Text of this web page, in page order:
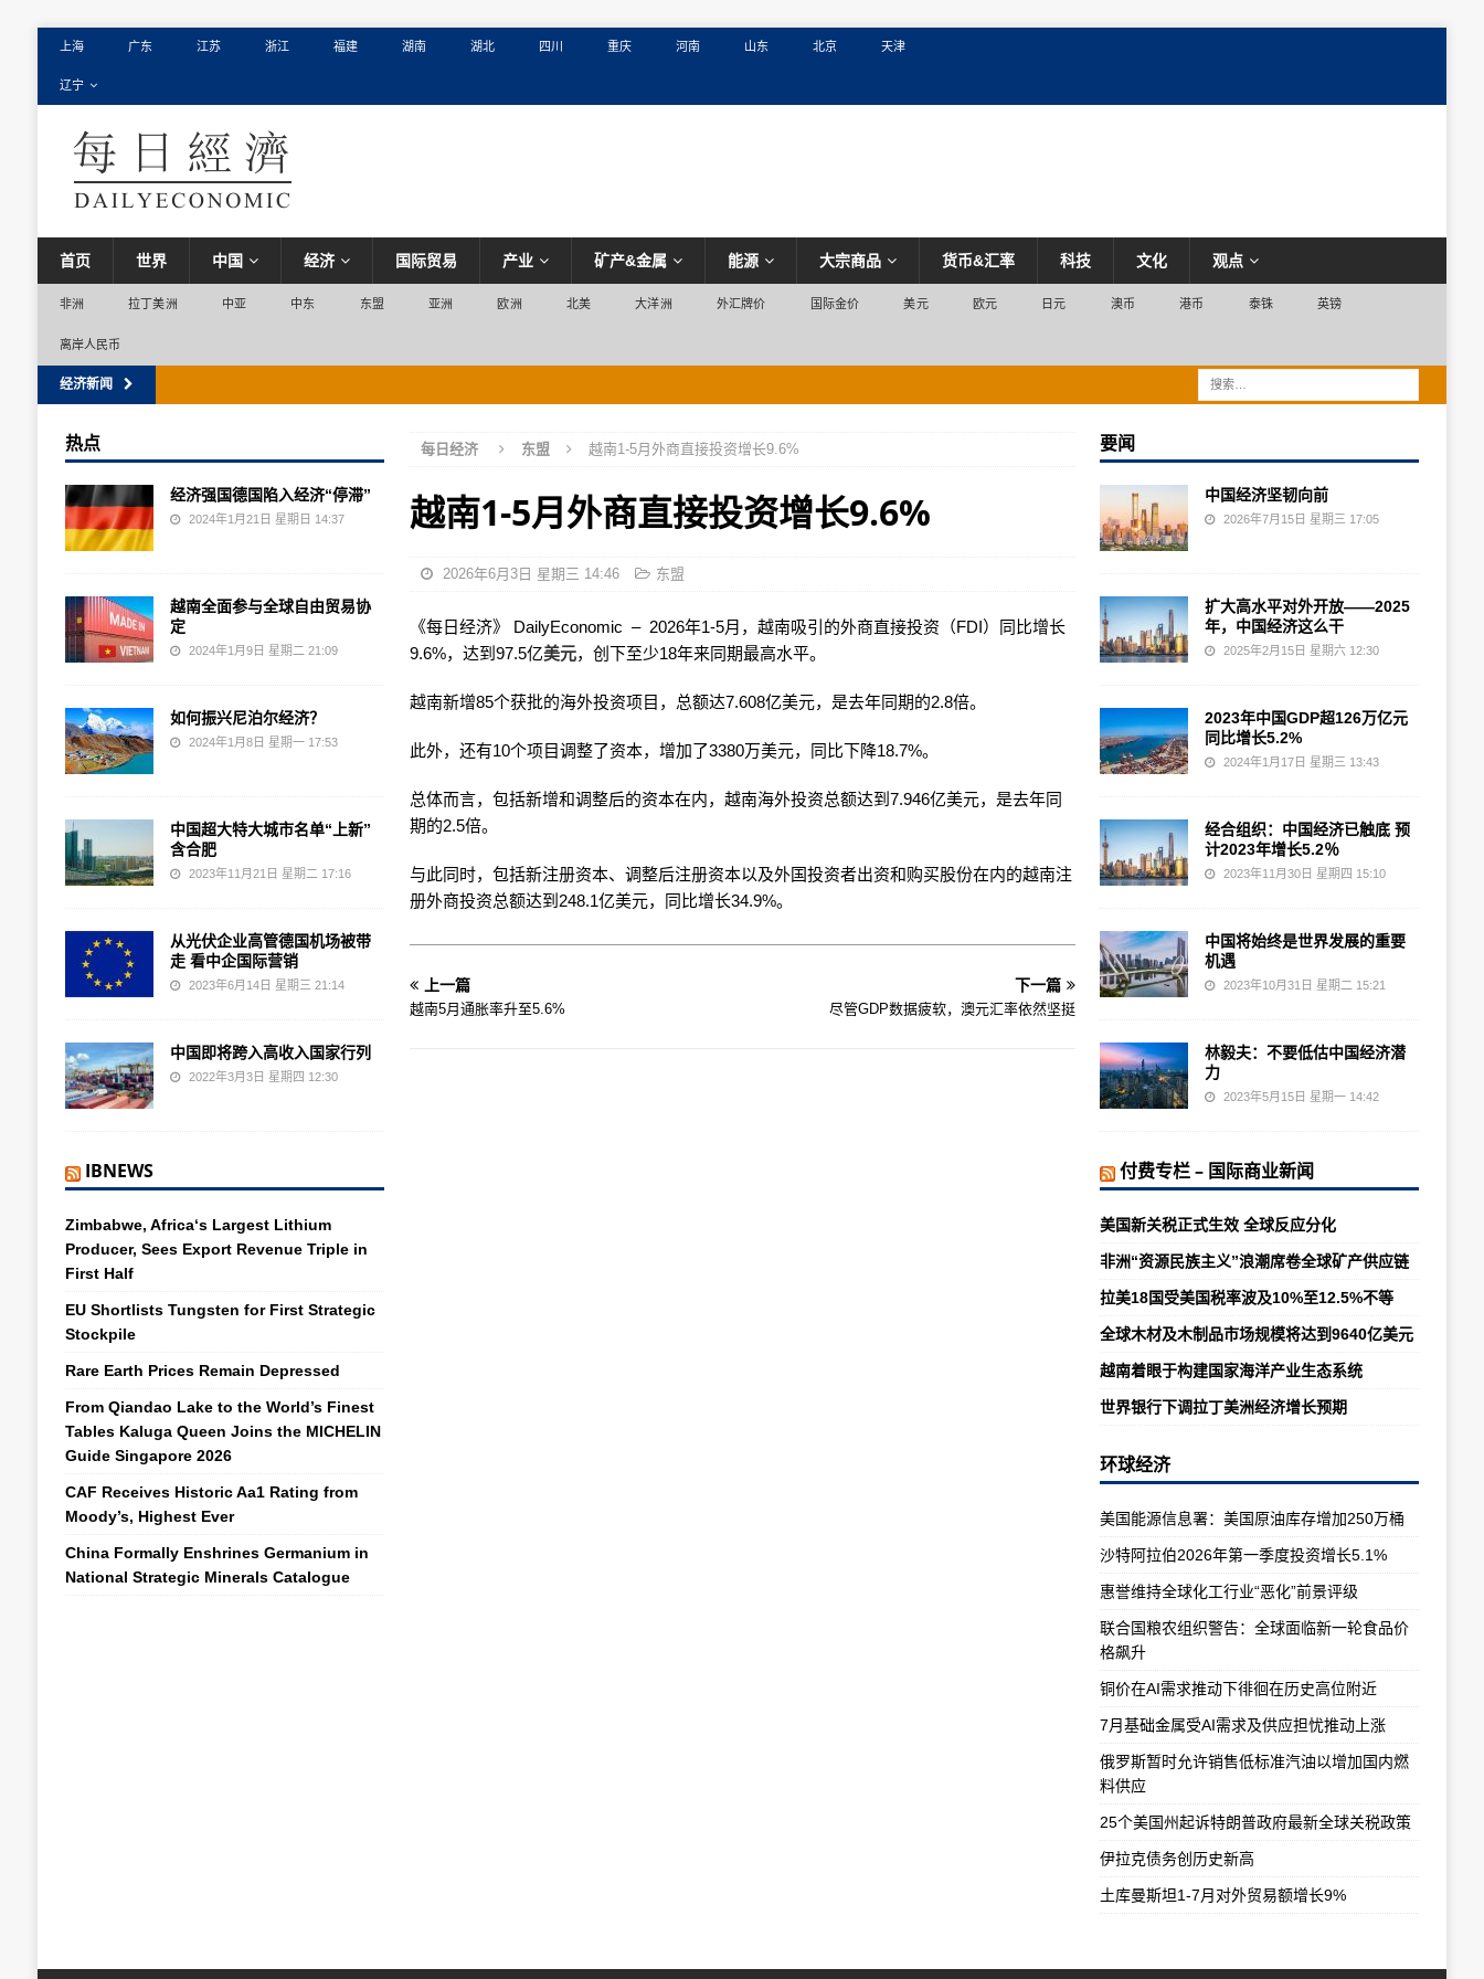
上海 广东 江苏 浙江 福建 湖南 湖北 四川 重庆 河南 山东 北京 天津
辽宁
首页 世界 中国 经济 国际贸易 产业 矿产&金属 能源 大宗商品 货币&汇率 科技 文化 观点
非洲 拉丁美洲 中亚 中东 东盟 亚洲 欧洲 北美 大洋洲 外汇牌价 国际金价 美元 欧元 日元 澳币 港币 泰铢 英镑
离岸人民币
经济新闻
每日经济 东盟 越南1-5月外商直接投资增长9.6%
越南1-5月外商直接投资增长9.6%
2026年6月3日 星期三 14:46 东盟
《每日经济》 DailyEconomic – 2026年1-5月，越南吸引的外商直接投资（FDI）同比增长
9.6%，达到97.5亿美元，创下至少18年来同期最高水平。
越南新增85个获批的海外投资项目，总额达7.608亿美元，是去年同期的2.8倍。
此外，还有10个项目调整了资本，增加了3380万美元，同比下降18.7%。
总体而言，包括新增和调整后的资本在内，越南海外投资总额达到7.946亿美元，是去年同
期的2.5倍。
与此同时，包括新注册资本、调整后注册资本以及外国投资者出资和购买股份在内的越南注
册外商投资总额达到248.1亿美元，同比增长34.9%。
上一篇
越南5月通胀率升至5.6%
下一篇
尽管GDP数据疲软，澳元汇率依然坚挺
热点
经济强国德国陷入经济“停滞”
2024年1月21日 星期日 14:37
越南全面参与全球自由贸易协
定
2024年1月9日 星期二 21:09
如何振兴尼泊尔经济？
2024年1月8日 星期一 17:53
中国超大特大城市名单“上新”
含合肥
2023年11月21日 星期二 17:16
从光伏企业高管德国机场被带
走 看中企国际营销
2023年6月14日 星期三 21:14
中国即将跨入高收入国家行列
2022年3月3日 星期四 12:30
IBNEWS
Zimbabwe, Africa‘s Largest Lithium
Producer, Sees Export Revenue Triple in
First Half
EU Shortlists Tungsten for First Strategic
Stockpile
Rare Earth Prices Remain Depressed
From Qiandao Lake to the World’s Finest
Tables Kaluga Queen Joins the MICHELIN
Guide Singapore 2026
CAF Receives Historic Aa1 Rating from
Moody’s, Highest Ever
China Formally Enshrines Germanium in
National Strategic Minerals Catalogue
要闻
中国经济坚韧向前
2026年7月15日 星期三 17:05
扩大高水平对外开放——2025
年，中国经济这么干
2025年2月15日 星期六 12:30
2023年中国GDP超126万亿元
同比增长5.2%
2024年1月17日 星期三 13:43
经合组织：中国经济已触底 预
计2023年增长5.2％
2023年11月30日 星期四 15:10
中国将始终是世界发展的重要
机遇
2023年10月31日 星期二 15:21
林毅夫：不要低估中国经济潜
力
2023年5月15日 星期一 14:42
付费专栏 – 国际商业新闻
美国新关税正式生效 全球反应分化
非洲“资源民族主义”浪潮席卷全球矿产供应链
拉美18国受美国税率波及10%至12.5%不等
全球木材及木制品市场规模将达到9640亿美元
越南着眼于构建国家海洋产业生态系统
世界银行下调拉丁美洲经济增长预期
环球经济
美国能源信息署：美国原油库存增加250万桶
沙特阿拉伯2026年第一季度投资增长5.1%
惠誉维持全球化工行业“恶化”前景评级
联合国粮农组织警告：全球面临新一轮食品价
格飙升
铜价在AI需求推动下徘徊在历史高位附近
7月基础金属受AI需求及供应担忧推动上涨
俄罗斯暂时允许销售低标准汽油以增加国内燃
料供应
25个美国州起诉特朗普政府最新全球关税政策
伊拉克债务创历史新高
土库曼斯坦1-7月对外贸易额增长9%